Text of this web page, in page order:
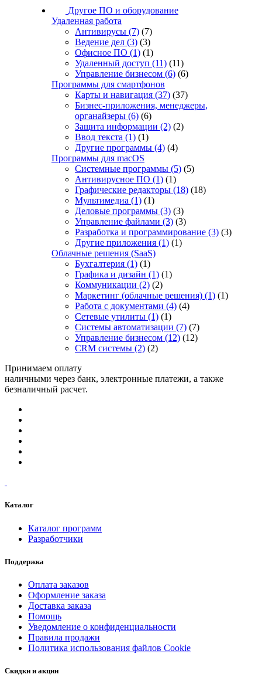
Другое ПО и оборудование
Удаленная работа
Антивирусы (7) (7)
Ведение дел (3) (3)
Офисное ПО (1) (1)
Удаленный доступ (11) (11)
Управление бизнесом (6) (6)
Программы для смартфонов
Карты и навигация (37) (37)
Бизнес-приложения, менеджеры,
органайзеры (6) (6)
Защита информации (2) (2)
Ввод текста (1) (1)
Другие программы (4) (4)
Программы для macOS
Системные программы (5) (5)
Антивирусное ПО (1) (1)
Графические редакторы (18) (18)
Мультимедиа (1) (1)
Деловые программы (3) (3)
Управление файлами (3) (3)
Разработка и программирование (3) (3)
Другие приложения (1) (1)
Облачные решения (SaaS)
Бухгалтерия (1) (1)
Графика и дизайн (1) (1)
Коммуникации (2) (2)
Маркетинг (облачные решения) (1) (1)
Работа с документами (4) (4)
Сетевые утилиты (1) (1)
Системы автоматизации (7) (7)
Управление бизнесом (12) (12)
CRM системы (2) (2)
Принимаем оплату
наличными через банк, электронные платежи, а также
безналичный расчет.
Каталог
Каталог программ
Разработчики
Поддержка
Оплата заказов
Оформление заказа
Доставка заказа
Помощь
Уведомление о конфиденциальности
Правила продажи
Политика использования файлов Cookie
Скидки и акции